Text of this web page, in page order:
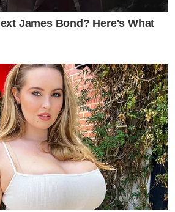
ให้กำลังใจ เจอ แมท พร้อมครอบครัว
James Bond? Here's What